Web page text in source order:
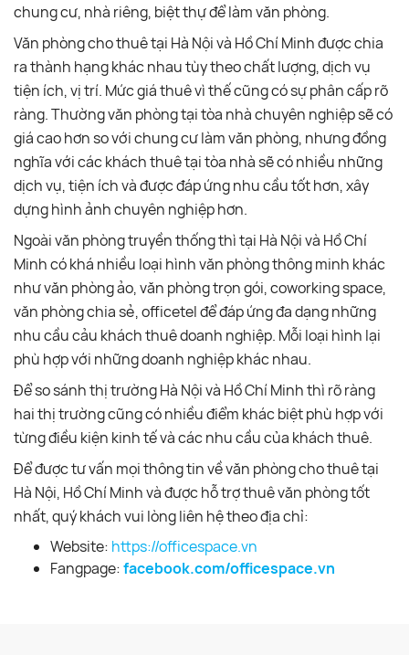
chung cư, nhà riêng, biệt thự để làm văn phòng.
Văn phòng cho thuê tại Hà Nội và Hồ Chí Minh được chia
ra thành hạng khác nhau tùy theo chất lượng, dịch vụ
tiện ích, vị trí. Mức giá thuê vì thế cũng có sự phân cấp rõ
ràng. Thường văn phòng tại tòa nhà chuyên nghiệp sẽ có
giá cao hơn so với chung cư làm văn phòng, nhưng đồng
nghĩa với các khách thuê tại tòa nhà sẽ có nhiều những
dịch vụ, tiện ích và được đáp ứng nhu cầu tốt hơn, xây
dựng hình ảnh chuyên nghiệp hơn.
Ngoài văn phòng truyền thống thì tại Hà Nội và Hồ Chí
Minh có khá nhiều loại hình văn phòng thông minh khác
như văn phòng ảo, văn phòng trọn gói, coworking space,
văn phòng chia sẻ, officetel để đáp ứng đa dạng những
nhu cầu cảu khách thuê doanh nghiệp. Mỗi loại hình lại
phù hợp với những doanh nghiệp khác nhau.
Để so sánh thị trường Hà Nội và Hồ Chí Minh thì rõ ràng
hai thị trường cũng có nhiều điểm khác biệt phù hợp với
từng điều kiện kinh tế và các nhu cầu của khách thuê.
Để được tư vấn mọi thông tin về văn phòng cho thuê tại
Hà Nội, Hồ Chí Minh và được hỗ trợ thuê văn phòng tốt
nhất, quý khách vui lòng liên hệ theo địa chỉ:
Website: https://officespace.vn
Fangpage:facebook.com/officespace.vn